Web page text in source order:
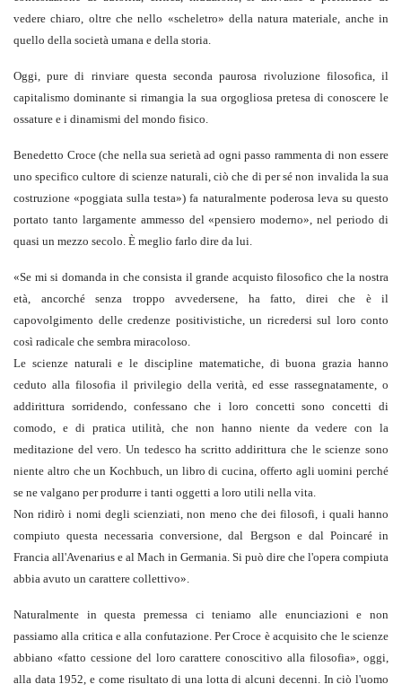
vedere chiaro, oltre che nello «scheletro» della natura materiale, anche in
quello della società umana e della storia.
Oggi, pure di rinviare questa seconda paurosa rivoluzione filosofica, il
capitalismo dominante si rimangia la sua orgogliosa pretesa di conoscere le
ossature e i dinamismi del mondo fisico.
Benedetto Croce (che nella sua serietà ad ogni passo rammenta di non essere
uno specifico cultore di scienze naturali, ciò che di per sé non invalida la sua
costruzione «poggiata sulla testa») fa naturalmente poderosa leva su questo
portato tanto largamente ammesso del «pensiero moderno», nel periodo di
quasi un mezzo secolo. È meglio farlo dire da lui.
«Se mi si domanda in che consista il grande acquisto filosofico che la nostra
età, ancorché senza troppo avvedersene, ha fatto, direi che è il
capovolgimento delle credenze positivistiche, un ricredersi sul loro conto
così radicale che sembra miracoloso.
Le scienze naturali e le discipline matematiche, di buona grazia hanno
ceduto alla filosofia il privilegio della verità, ed esse rassegnatamente, o
addirittura sorridendo, confessano che i loro concetti sono concetti di
comodo, e di pratica utilità, che non hanno niente da vedere con la
meditazione del vero. Un tedesco ha scritto addirittura che le scienze sono
niente altro che un Kochbuch, un libro di cucina, offerto agli uomini perché
se ne valgano per produrre i tanti oggetti a loro utili nella vita.
Non ridirò i nomi degli scienziati, non meno che dei filosofi, i quali hanno
compiuto questa necessaria conversione, dal Bergson e dal Poincaré in
Francia all'Avenarius e al Mach in Germania. Si può dire che l'opera compiuta
abbia avuto un carattere collettivo».
Naturalmente in questa premessa ci teniamo alle enunciazioni e non
passiamo alla critica e alla confutazione. Per Croce è acquisito che le scienze
abbiano «fatto cessione del loro carattere conoscitivo alla filosofia», oggi,
alla data 1952, e come risultato di una lotta di alcuni decenni. In ciò l'uomo